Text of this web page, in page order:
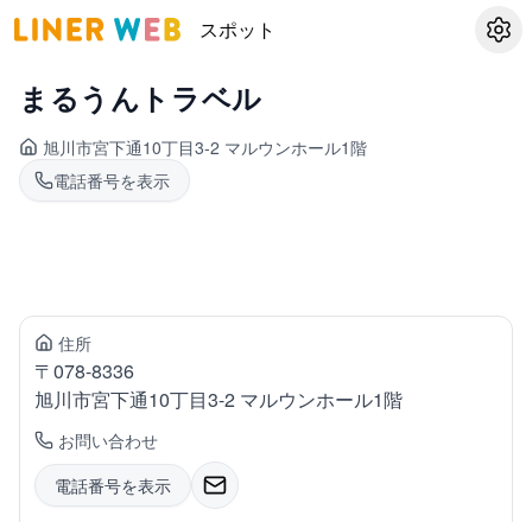
スポット 設定
まるうんトラベル
旭川市宮下通10丁目3-2 マルウンホール1階
電話番号を表示
住所
〒078-8336
旭川市宮下通10丁目3-2 マルウンホール1階
お問い合わせ
電話番号を表示